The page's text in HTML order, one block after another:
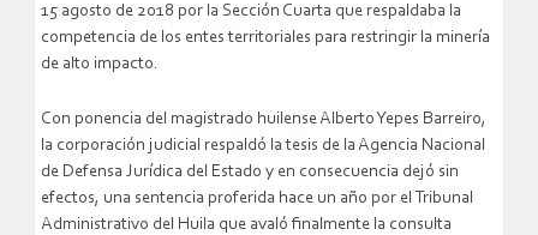
15 agosto de 2018 por la Sección Cuarta que respaldaba la
competencia de los entes territoriales para restringir la minería
de alto impacto.
Con ponencia del magistrado huilense Alberto Yepes Barreiro,
la corporación judicial respaldó la tesis de la Agencia Nacional
de Defensa Jurídica del Estado y en consecuencia dejó sin
efectos, una sentencia proferida hace un año por el Tribunal
Administrativo del Huila que avaló finalmente la consulta